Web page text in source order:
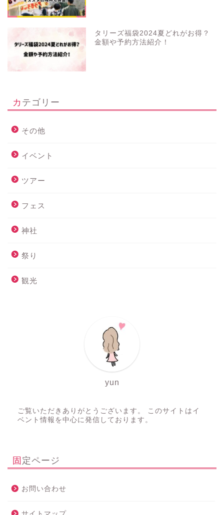
タリーズ福袋2024夏どれがお得？
金額や予約方法紹介！
カテゴリー
その他
イベント
ツアー
フェス
神社
祭り
観光
yun
ご覧いただきありがとうございます。 このサイトはイ
ベント情報を中心に発信しております。
固定ページ
お問い合わせ